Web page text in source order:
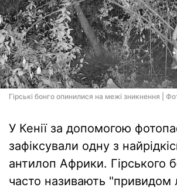
Гірські бонго опинилися на межі зникнення |
У Кенії за допомогою
зафіксували одну з
антилоп Африки. Гірського
часто називають "привидом